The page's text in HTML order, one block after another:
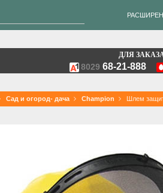
ДЛЯ
8029 68-21-888
Сад и огород- дача Champion Шлем